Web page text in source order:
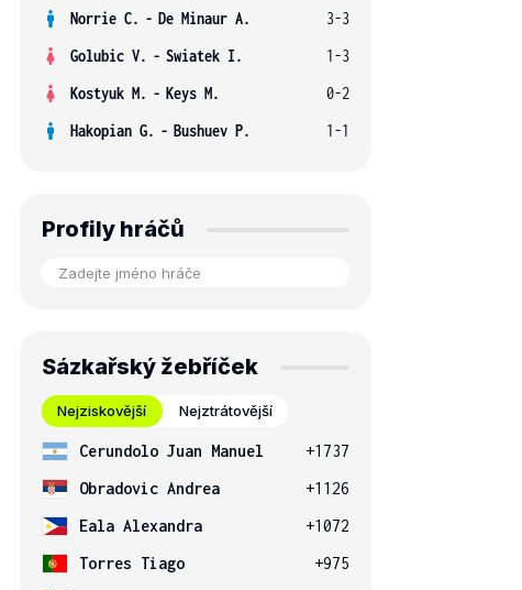
Norrie C. - De Minaur A.
3-3
Golubic V. - Swiatek I.
1-3
Kostyuk M. - Keys M.
0-2
Hakopian G. - Bushuev P. 1-1
Profily hráčů
Sázkařský žebříček
Nejziskovější Nejztrátovější
Cerundolo Juan Manuel
+1737
Obradovic Andrea
+1126
Eala Alexandra
+1072
Torres Tiago
+975